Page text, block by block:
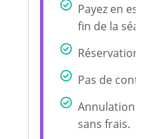
Payez en
fin de la
Réservation
Pas de
Annulation
sans frais.